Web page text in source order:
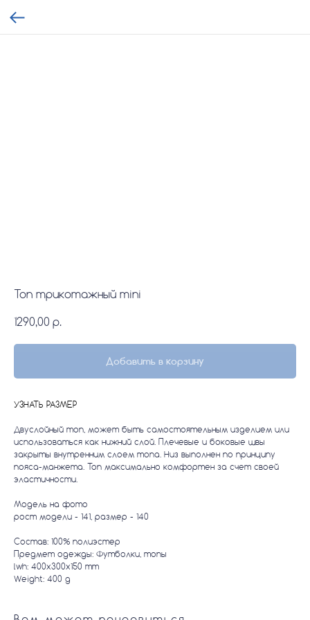
Топ трикотажный mini
1290,00 р.
Добавить в корзину
УЗНАТЬ РАЗМЕР
Двуслойный топ, может быть самостоятельным изделием или
использоваться как нижний слой. Плечевые и боковые швы
закрыты внутренним слоем топа. Низ выполнен по принципу
пояса-манжета. Топ максимально комфортен за счет своей
эластичности.
Модель на фото
рост модели - 141, размер - 140
Состав: 100% полиэстер
Предмет одежды: Футболки, топы
lwh: 400x300x150 mm
Weight: 400 g